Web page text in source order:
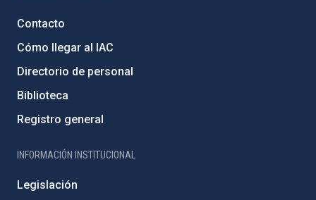
Contacto
Cómo llegar al IAC
Directorio de personal
Biblioteca
Registro general
INFORMACIÓN INSTITUCIONAL
Legislación